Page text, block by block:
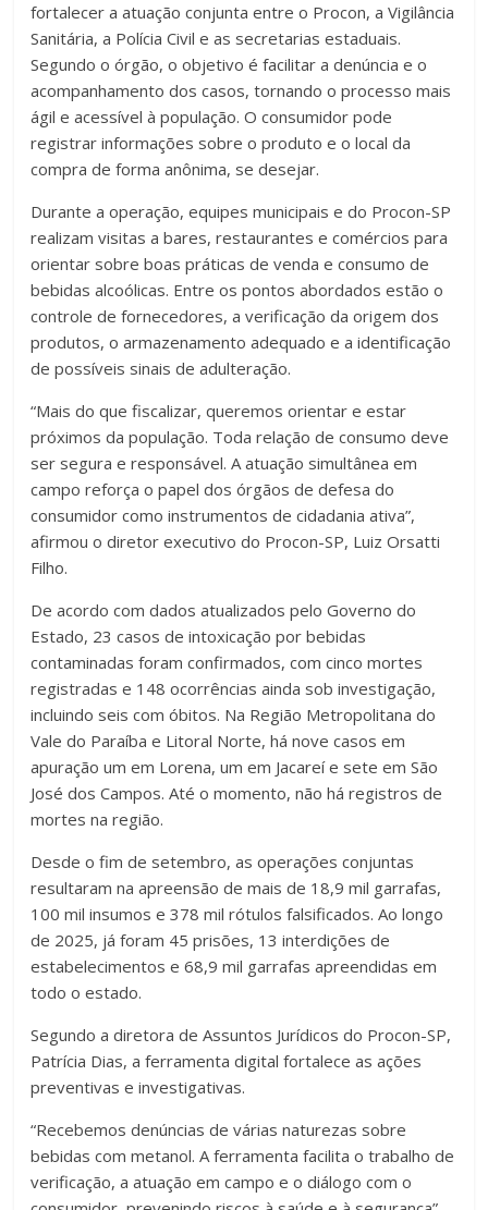
fortalecer a atuação conjunta entre o Procon, a Vigilância
Sanitária, a Polícia Civil e as secretarias estaduais.
Segundo o órgão, o objetivo é facilitar a denúncia e o
acompanhamento dos casos, tornando o processo mais
ágil e acessível à população. O consumidor pode
registrar informações sobre o produto e o local da
compra de forma anônima, se desejar.
Durante a operação, equipes municipais e do Procon-SP
realizam visitas a bares, restaurantes e comércios para
orientar sobre boas práticas de venda e consumo de
bebidas alcoólicas. Entre os pontos abordados estão o
controle de fornecedores, a verificação da origem dos
produtos, o armazenamento adequado e a identificação
de possíveis sinais de adulteração.
“Mais do que fiscalizar, queremos orientar e estar
próximos da população. Toda relação de consumo deve
ser segura e responsável. A atuação simultânea em
campo reforça o papel dos órgãos de defesa do
consumidor como instrumentos de cidadania ativa”,
afirmou o diretor executivo do Procon-SP, Luiz Orsatti
Filho.
De acordo com dados atualizados pelo Governo do
Estado, 23 casos de intoxicação por bebidas
contaminadas foram confirmados, com cinco mortes
registradas e 148 ocorrências ainda sob investigação,
incluindo seis com óbitos. Na Região Metropolitana do
Vale do Paraíba e Litoral Norte, há nove casos em
apuração um em Lorena, um em Jacareí e sete em São
José dos Campos. Até o momento, não há registros de
mortes na região.
Desde o fim de setembro, as operações conjuntas
resultaram na apreensão de mais de 18,9 mil garrafas,
100 mil insumos e 378 mil rótulos falsificados. Ao longo
de 2025, já foram 45 prisões, 13 interdições de
estabelecimentos e 68,9 mil garrafas apreendidas em
todo o estado.
Segundo a diretora de Assuntos Jurídicos do Procon-SP,
Patrícia Dias, a ferramenta digital fortalece as ações
preventivas e investigativas.
“Recebemos denúncias de várias naturezas sobre
bebidas com metanol. A ferramenta facilita o trabalho de
verificação, a atuação em campo e o diálogo com o